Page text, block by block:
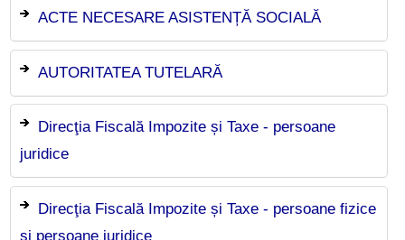
ACTE NECESARE ASISTENȚĂ SOCIALĂ
AUTORITATEA TUTELARĂ
Direcţia Fiscală Impozite și Taxe - persoane
juridice
Direcţia Fiscală Impozite și Taxe - persoane fizice
și persoane juridice